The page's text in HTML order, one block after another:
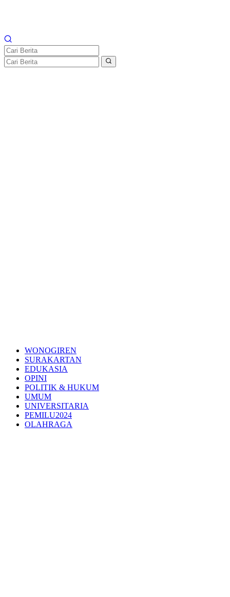
WONOGIREN
SURAKARTAN
EDUKASIA
OPINI
POLITIK & HUKUM
UMUM
UNIVERSITARIA
PEMILU2024
OLAHRAGA